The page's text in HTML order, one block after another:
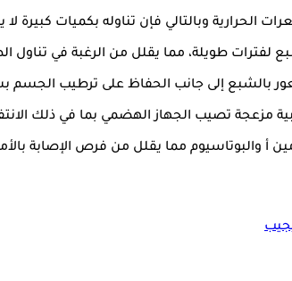
وبالتالي فإن تناوله بكميات كبيرة
لفترات طويلة، مما يقلل من الرغبة في تناول
بالشبع إلى جانب الحفاظ على ترطيب الجسم
مزعجة تصيب الجهاز الهضمي بما في ذلك
أ والبوتاسيوم مما يقلل من فرص الإصابة